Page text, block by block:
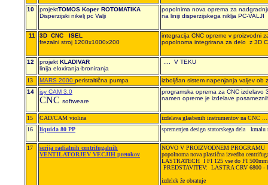
10
projektTOMOS Koper ROTOMATIKA
Disperzijski nikelj pc Valji
popolnima nova oprema za
na liniji disperzijskega niklja
11
3D CNC ISEL
frezalni stroj 1200x1000x200
integracija CNC opreme v proizvodni
popolnoma integrirana za delo z 3D
12 projekt KLADIVAR
linija eloxiranja-broniranja
.... V TEKU
13 MARS 2000 peristaltična pumpa
izboljšan sistem napenjanja valjev ob
14
isy CAM 3.0
CNC softweare
programska oprema za CNC izdelavo
namen opreme je izdelave
15 CAD/CAM violina
izdelava glasbenih instrumentov na CNC
16
liquida 80 PP spremenjen design statorskega dela kmalu
17
serija radialnih centrifugalnih
VENTILATORJEV VECJIH pretokov
NOVO V PROIZVODNEM PROGRAMU
popolnoma nova plastična izvedba
LASTRATECH I FI 125 vse do FI
PREDSTAVITEV: LASTRA CRV 6800 -
izdelek že obratuje